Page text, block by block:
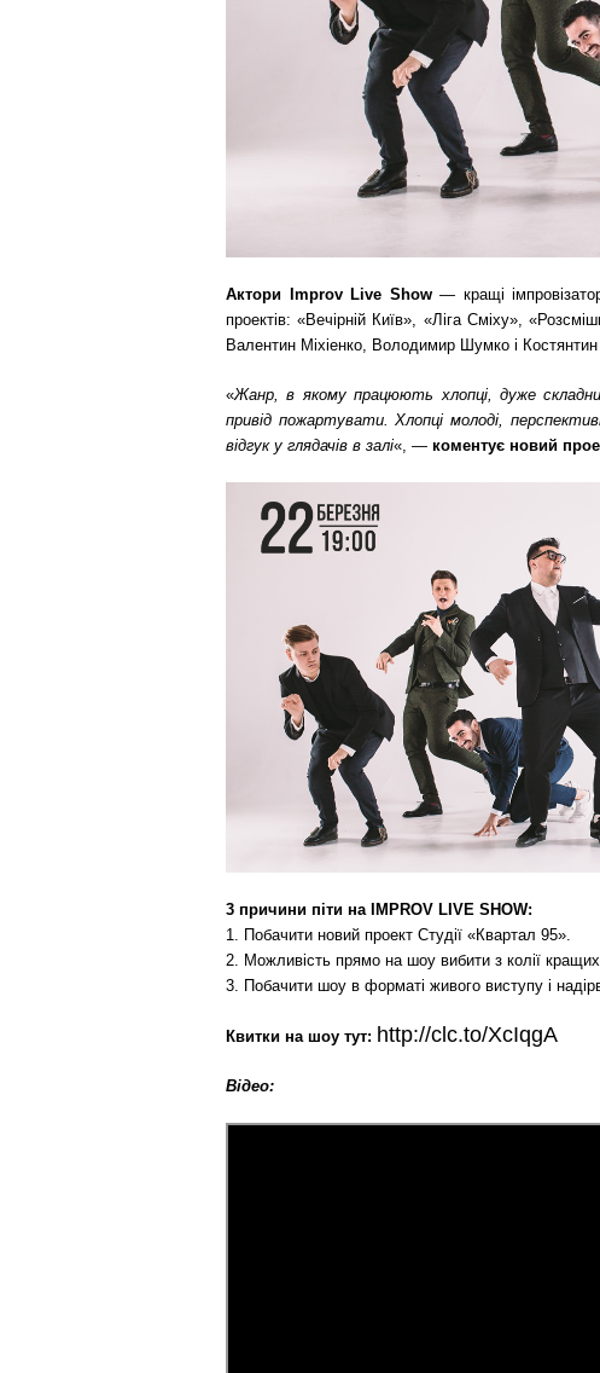
Актори Improv Live Show— кращі
проектів: «Вечірній Київ», «Ліга Сміху»,
Валентин Міхіенко, Володимир Шумко і
«Жанр, в якому працюють хлопці, дуже
привід пожартувати. Хлопці молоді,
відгук у глядачів в залі«, — коментує новий
3 причини піти на IMPROV LIVE SHOW:
1. Побачити новий проект Студії «Квартал 95».
2. Можливість прямо на шоу вибити з колії кращих
3. Побачити шоу в форматі живого виступу і
Квитки на шоу тут: http://clc.to/XcIqgA
Відео: